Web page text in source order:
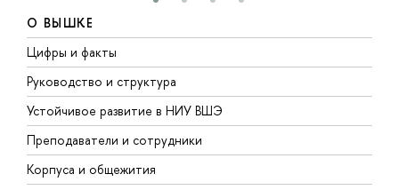
О ВЫШКЕ
Цифры и факты
Руководство и структура
Устойчивое развитие в НИУ ВШЭ
Преподаватели и сотрудники
Корпуса и общежития